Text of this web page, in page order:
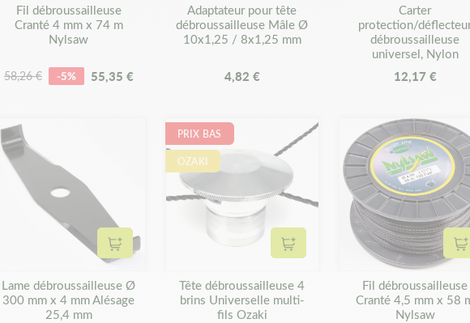
Fil débroussailleuse
Cranté 4 mm x 74 m
Nylsaw
58,26 € -5% 55,35 €
Adaptateur pour tête
débroussailleuse Mâle Ø
10x1,25 / 8x1,25 mm
4,82 €
Carter
protection/
débroussailleuse
universel, Nylon
12,17 €
Ajouter au panier
Lame débroussailleuse Ø
300 mm x 4 mm Alésage
25,4 mm
PRIX BAS
OZAKI
Ajouter au panier
Tête débroussailleuse 4
brins Universelle multi-
fils Ozaki
Fil débroussailleuse
Cranté 4,5 mm x 58
Nylsaw